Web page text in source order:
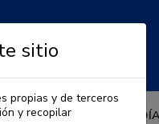
EBRÓPOLIS AL DÍA
sitio
propias y de terceros
y recopilar